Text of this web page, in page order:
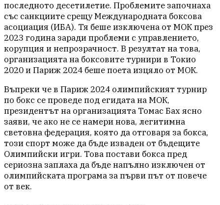
последното десетилетие. Проблемите започнаха
със санкциите срещу Международната боксова
асоциация (ИБА). Тя беше изключена от МОК през
2023 година заради проблеми с управлението,
корупция и непрозрачност. В резултат на това,
организацията на боксовите турнири в Токио
2020 и Париж 2024 беше поета изцяло от МОК.
Въпреки че в Париж 2024 олимпийският турнир
по бокс се проведе под егидата на МОК,
президентът на организацията Томас Бах ясно
заяви, че ако не се намери нова, легитимна
световна федерация, която да отговаря за бокса,
този спорт може да бъде изваден от бъдещите
Олимпийски игри. Това постави бокса пред
сериозна заплаха да бъде напълно изключен от
олимпийската програма за първи път от повече
от век.